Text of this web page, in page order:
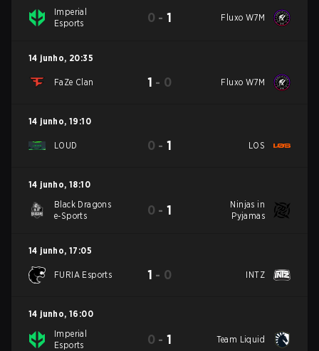
Imperial
Esports
0 -1 Fluxo W7M
14 junho, 20:35
FaZe Clan 1 - 0 Fluxo W7M
14 junho, 19:10
LOUD 0 -1 LOS
14 junho, 18:10
Black Dragons
e-Sports
0 -1
Ninjas in
Pyjamas
14 junho, 17:05
FURIA Esports 1 - 0 INTZ
14 junho, 16:00
Imperial
Esports
0 -1 Team Liquid